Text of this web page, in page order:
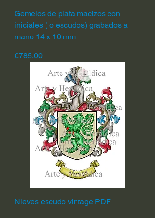
Gemelos de plata macizos con
iniciales ( o escudos) grabados a
mano 14 x 10 mm
Price
€785.00
Nieves escudo vintage PDF